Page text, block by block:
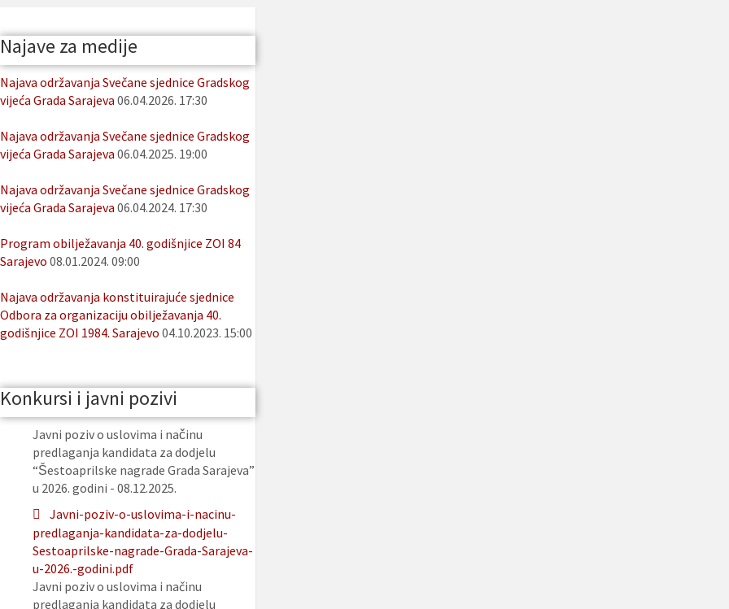
Najave za medije
Najava održavanja Svečane sjednice Gradskog
vijeća Grada Sarajeva 06.04.2026. 17:30
Najava održavanja Svečane sjednice Gradskog
vijeća Grada Sarajeva 06.04.2025. 19:00
Najava održavanja Svečane sjednice Gradskog
vijeća Grada Sarajeva 06.04.2024. 17:30
Program obilježavanja 40. godišnjice ZOI 84
Sarajevo 08.01.2024. 09:00
Najava održavanja konstituirajuće sjednice
Odbora za organizaciju obilježavanja 40.
godišnjice ZOI 1984. Sarajevo 04.10.2023. 15:00
Konkursi i javni pozivi
Javni poziv o uslovima i načinu
predlaganja kandidata za dodjelu
“Šestoaprilske nagrade Grada Sarajeva”
u 2026. godini - 08.12.2025.
Javni-poziv-o-uslovima-i-nacinu-
predlaganja-kandidata-za-dodjelu-
Sestoaprilske-nagrade-Grada-Sarajeva-
u-2026.-godini.pdf
Javni poziv o uslovima i načinu
predlaganja kandidata za dodjelu